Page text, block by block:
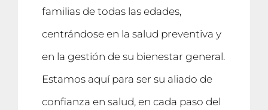
familias de todas las edades,
centrándose en la salud preventiva y
en la gestión de su bienestar general.
Estamos aquí para ser su aliado de
confianza en salud, en cada paso del